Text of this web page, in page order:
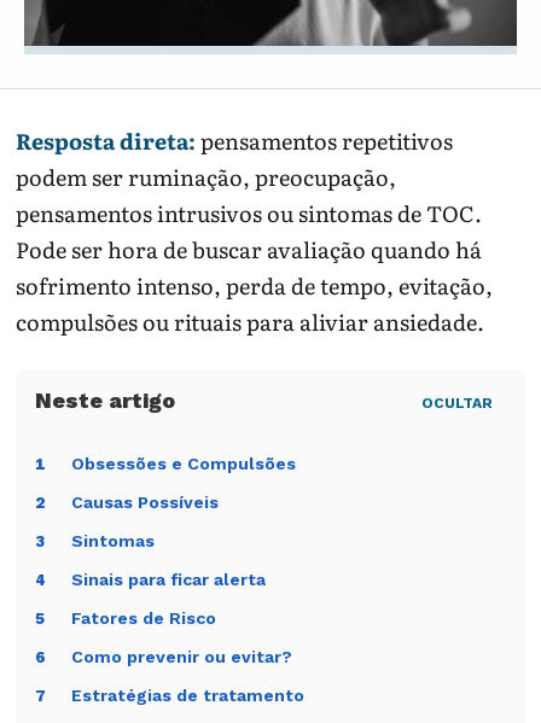
Resposta direta:pensamentos repetitivos
podem ser ruminação, preocupação,
pensamentos intrusivos ou sintomas de TOC.
Pode ser hora de buscar avaliação quando há
sofrimento intenso, perda de tempo, evitação,
compulsões ou rituais para aliviar ansiedade.
OCULTAR
1 Obsessões e Compulsões
2 Causas Possíveis
3 Sintomas
4 Sinais para ficar alerta
5 Fatores de Risco
6 Como prevenir ou evitar?
7 Estratégias de tratamento